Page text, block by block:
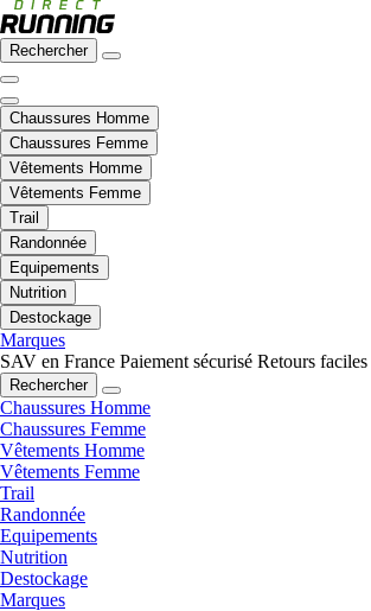
Rechercher
Chaussures Homme
Chaussures Femme
Vêtements Homme
Vêtements Femme
Trail
Randonnée
Equipements
Nutrition
Destockage
Marques
SAV en France Paiement sécurisé Retours faciles
Rechercher
Chaussures Homme
Chaussures Femme
Vêtements Homme
Vêtements Femme
Trail
Randonnée
Equipements
Nutrition
Destockage
Marques